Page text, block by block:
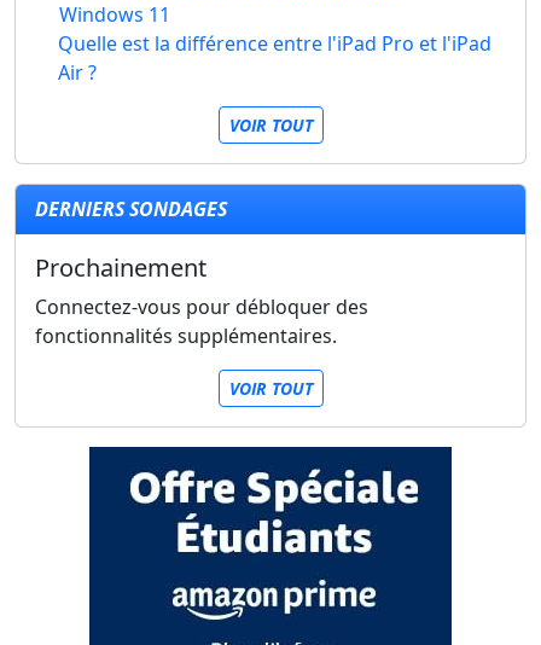
Windows 11
Quelle est la différence entre l'iPad Pro et l'iPad
Air ?
VOIR TOUT
DERNIERS SONDAGES
Prochainement
Connectez-vous pour débloquer des
fonctionnalités supplémentaires.
VOIR TOUT